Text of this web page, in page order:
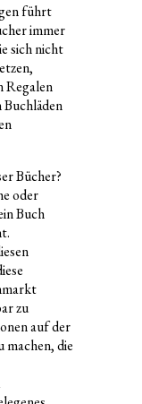
führt
immer
sich nicht
Regalen
Buchläden
Bücher?
oder
Buch
zu
auf der
die